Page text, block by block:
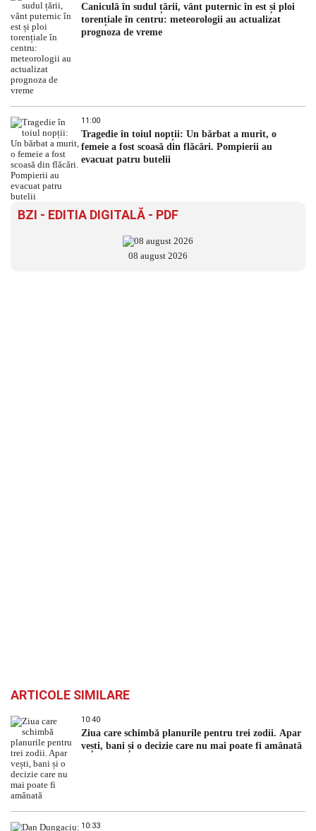
Caniculă în sudul țării, vânt puternic în est și ploi
torențiale în centru: meteorologii au actualizat
prognoza de vreme
11:00
Tragedie în toiul nopții: Un bărbat a murit, o
femeie a fost scoasă din flăcări. Pompierii au
evacuat patru butelii
BZI - EDITIA DIGITALĂ - PDF
08 august 2026
ARTICOLE SIMILARE
10:40
Ziua care schimbă planurile pentru trei zodii. Apar
vești, bani și o decizie care nu mai poate fi amânată
10:33